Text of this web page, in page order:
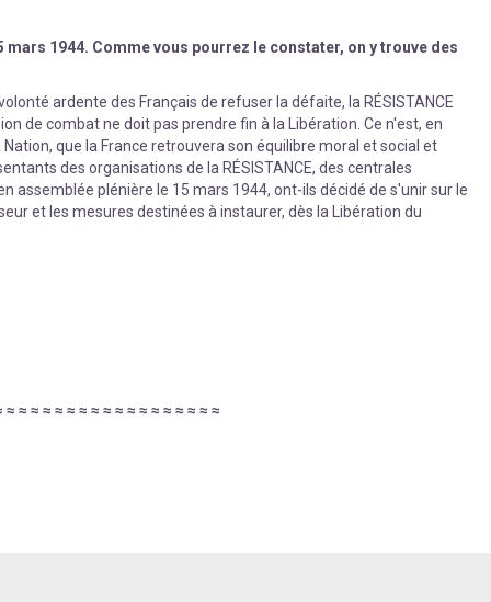
1944. Comme vous pourrez le constater, on y trouve des
volonté ardente des Français de refuser la défaite, la RÉSISTANCE
de combat ne doit pas prendre fin à la Libération. Ce n'est, en
que la France retrouvera son équilibre moral et social et
des organisations de la RÉSISTANCE, des centrales
assemblée plénière le 15 mars 1944, ont-ils décidé de s'unir sur le
et les mesures destinées à instaurer, dès la Libération du
≈ ≈ ≈ ≈ ≈ ≈ ≈ ≈ ≈ ≈ ≈ ≈ ≈ ≈ ≈ ≈ ≈ ≈